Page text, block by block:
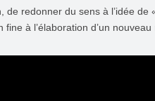
redonner du sens à l’idée
à l’élaboration d’un